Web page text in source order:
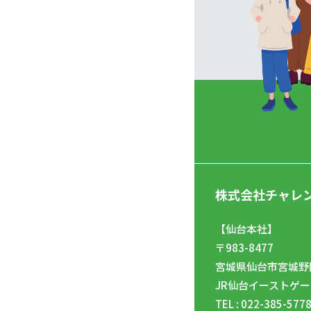
株式会社チャレ
【仙台本社】
〒983-8477
宮城県仙台市宮城
JR仙台イーストゲ
TEL : 022-385-5778